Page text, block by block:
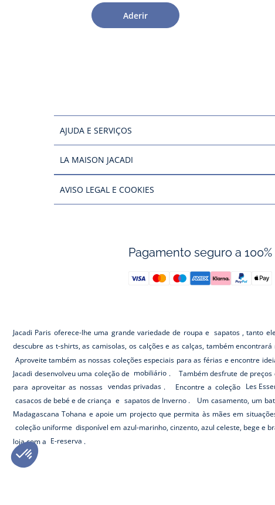
Aderir
AJUDA E SERVIÇOS
LA MAISON JACADI
AVISO LEGAL E COOKIES
Pagamento seguro a 100%
Jacadi Paris oferece-lhe uma grande variedade de roupa e sapatos , tanto
descubre as t-shirts, as camisolas, os calções e as calças, também
Aproveite também as nossas coleções especiais para as férias e encontre
Jacadi desenvolveu uma coleção de mobiliário . Também desfrute de preços
para aproveitar as nossas vendas privadas . Encontre a coleção Les
casacos de bebé e de criança e sapatos de Inverno . Um casamento, um
Madagascana Tohana e apoie um projecto que permita às mães em
coleção uniforme disponível em azul-marinho, cinzento, azul celeste, bege e
loja com a E-reserva .